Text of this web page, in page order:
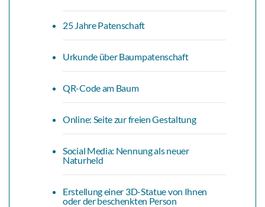
25 Jahre Patenschaft
Urkunde über Baumpatenschaft
QR-Code am Baum
Online: Seite zur freien Gestaltung
Social Media: Nennung als neuer
Naturheld
Erstellung einer 3D-Statue von Ihnen
oder der beschenkten Person